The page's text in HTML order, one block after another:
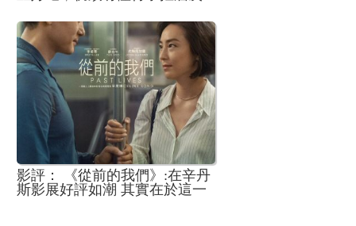
影評： 《從前的我們》:在辛丹
斯影展好評如潮 其實在於這一